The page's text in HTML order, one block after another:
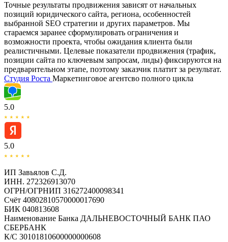
Точные результаты продвижения зависят от начальных
позиций юридического сайта, региона, особенностей
выбранной SEO стратегии и других параметров. Мы
стараемся заранее сформулировать ограничения и
возможности проекта, чтобы ожидания клиента были
реалистичными. Целевые показатели продвижения (трафик,
позиции сайта по ключевым запросам, лиды) фиксируются на
предварительном этапе, поэтому заказчик платит за результат.
Студия Роста Маркетинговое агентсво полного цикла
5.0
5.0
ИП Завьялов С.Д.
ИНН. 272326913070
ОГРН/ОГРНИП 316272400098341
Счёт 40802810570000017690
БИК 040813608
Наименование Банка ДАЛЬНЕВОСТОЧНЫЙ БАНК ПАО
СБЕРБАНК
К/С 30101810600000000608